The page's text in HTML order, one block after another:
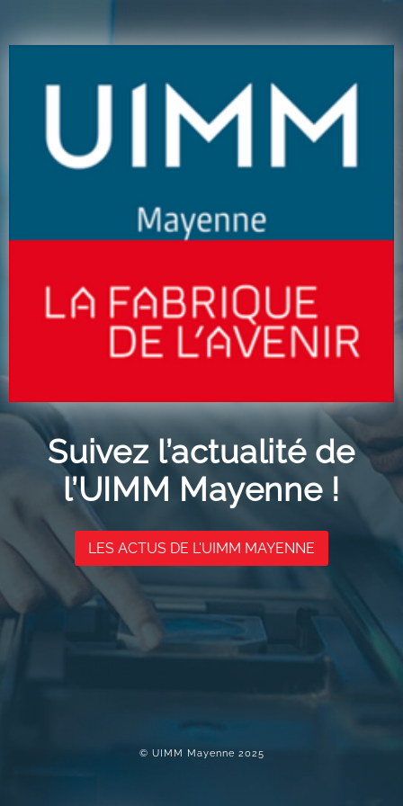
Suivez l’actualité de
l’UIMM Mayenne !
LES ACTUS DE L'UIMM MAYENNE
© UIMM Mayenne 2025